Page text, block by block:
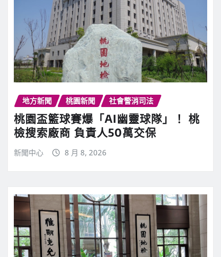
地方新聞 桃園新聞 社會警消司法
桃園盃籃球賽爆「AI幽靈球隊」！ 桃
檢搜索廠商 負責人50萬交保
新聞中心 8 月 8, 2026